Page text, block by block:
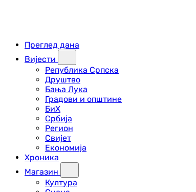
Преглед дана
Вијести
Република Српска
Друштво
Бања Лука
Градови и општине
БиХ
Србија
Регион
Свијет
Економија
Хроника
Магазин
Култура